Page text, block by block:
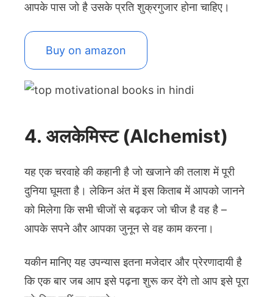
आपके पास जो है उसके प्रति शुक्रगुजार होना चाहिए।
Buy on amazon
4. अलकेमिस्ट (Alchemist)
यह एक चरवाहे की कहानी है जो खजाने की तलाश में पूरी
दुनिया घूमता है। लेकिन अंत में इस किताब में आपको जानने
को मिलेगा कि सभी चीजों से बढ़कर जो चीज है वह है –
आपके सपने और आपका जुनून से वह काम करना।
यकीन मानिए यह उपन्यास इतना मजेदार और प्रेरणादायी है
कि एक बार जब आप इसे पढ़ना शुरू कर देंगे तो आप इसे पूरा